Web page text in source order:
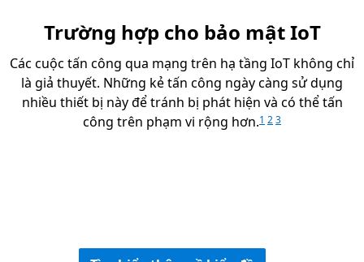
Trường hợp cho bảo mật IoT
Các cuộc tấn công qua mạng trên hạ tầng IoT không chỉ
là giả thuyết. Những kẻ tấn công ngày càng sử dụng
nhiều thiết bị này để tránh bị phát hiện và có thể tấn
công trên phạm vi rộng hơn.1 23